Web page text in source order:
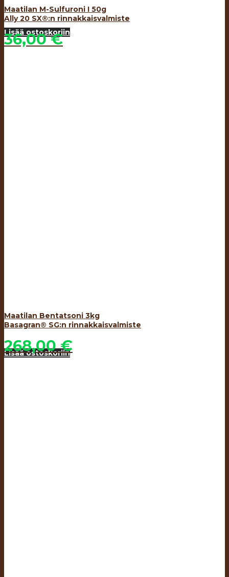
Lisää ostoskoriin
Maatilan M-Sulfuroni I 50g
Ally 20 SX®:n rinnakkaisvalmiste
36,00€
Lisää ostoskoriin
Maatilan Bentatsoni 3kg
Basagran® SG:n rinnakkaisvalmiste
268,00€